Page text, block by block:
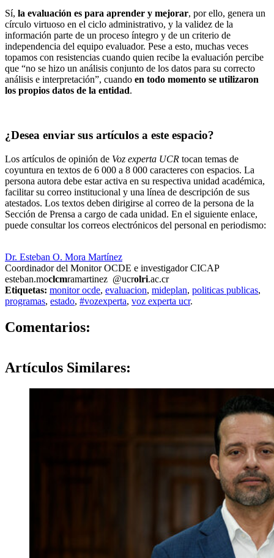
Sí, la evaluación es para aprender y mejorar, por ello, genera un
círculo virtuoso en el ciclo administrativo, y la validez de la
información parte de un proceso íntegro y de un criterio de
independencia del equipo evaluador. Pese a esto, muchas veces
topamos con resistencias cuando quien recibe la evaluación percibe
que “no se hizo un análisis conjunto de los datos para su correcto
análisis e interpretación”, cuando en todo momento se utilizaron
los propios datos de la entidad.
¿Desea enviar sus artículos a este espacio?
Los artículos de opinión de Voz experta UCR tocan temas de
coyuntura en textos de 6 000 a 8 000 caracteres con espacios. La
persona autora debe estar activa en su respectiva unidad académica,
facilitar su correo institucional y una línea de descripción de sus
atestados. Los textos deben dirigirse al correo de la persona de la
Sección de Prensa a cargo de cada unidad. En el siguiente enlace,
puede consultar los correos electrónicos del personal en periodismo:
Dr. Esteban O. Mora Martínez
Coordinador del Monitor OCDE e investigador CICAP
esteban.moclcmramartinez @ucrolri.ac.cr
Etiquetas: monitor ocde, evaluacion, mideplan, politicas publicas,
programas, estado, #vozexperta, voz experta ucr.
Comentarios:
Artículos Similares: